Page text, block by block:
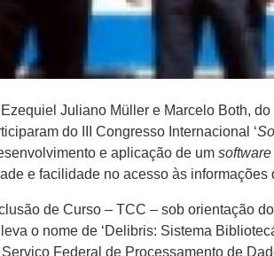
Juliano Müller e Marcelo Both,
do III Congresso Internacional ‘
e aplicação de um software
e facilidade no acesso às informações
de Curso – TCC – sob orientação
o nome de ‘Delibris: Sistema
Federal de Processamento de